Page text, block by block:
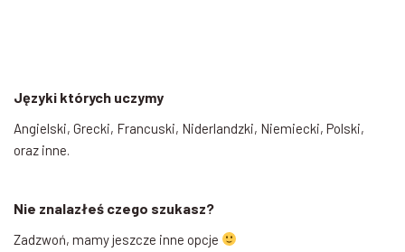
Języki których uczymy
Angielski, Grecki, Francuski, Niderlandzki, Niemiecki, Polski,
oraz inne.
Nie znalazłeś czego szukasz?
Zadzwoń, mamy jeszcze inne opcje